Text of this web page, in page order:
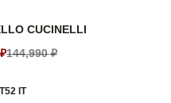
CUCINELLI
144,990 ₽
52 IT